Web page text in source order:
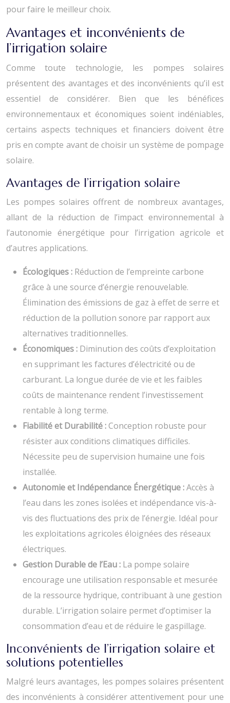
pour faire le meilleur choix.
Avantages et inconvénients de
l’irrigation solaire
Comme toute technologie, les pompes solaires
présentent des avantages et des inconvénients qu’il est
essentiel de considérer. Bien que les bénéfices
environnementaux et économiques soient indéniables,
certains aspects techniques et financiers doivent être
pris en compte avant de choisir un système de pompage
solaire.
Avantages de l’irrigation solaire
Les pompes solaires offrent de nombreux avantages,
allant de la réduction de l’impact environnemental à
l’autonomie énergétique pour l’irrigation agricole et
d’autres applications.
Écologiques : Réduction de l’empreinte carbone
grâce à une source d’énergie renouvelable.
Élimination des émissions de gaz à effet de serre et
réduction de la pollution sonore par rapport aux
alternatives traditionnelles.
Économiques : Diminution des coûts d’exploitation
en supprimant les factures d’électricité ou de
carburant. La longue durée de vie et les faibles
coûts de maintenance rendent l’investissement
rentable à long terme.
Fiabilité et Durabilité :Conception robuste pour
résister aux conditions climatiques difficiles.
Nécessite peu de supervision humaine une fois
installée.
Autonomie et Indépendance Énergétique :Accès à
l’eau dans les zones isolées et indépendance vis-à-
vis des fluctuations des prix de l’énergie. Idéal pour
les exploitations agricoles éloignées des réseaux
électriques.
Gestion Durable de l’Eau : La pompe solaire
encourage une utilisation responsable et mesurée
de la ressource hydrique, contribuant à une gestion
durable. L’irrigation solaire permet d’optimiser la
consommation d’eau et de réduire le gaspillage.
Inconvénients de l’irrigation solaire et
solutions potentielles
Malgré leurs avantages, les pompes solaires présentent
des inconvénients à considérer attentivement pour une